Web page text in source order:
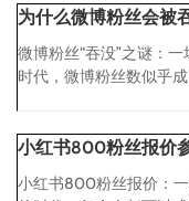
为什么微博粉丝会被
微博粉丝“吞没”之谜：
时代，微博粉丝数似乎
小红书800粉丝报价
小红书800粉丝报价：